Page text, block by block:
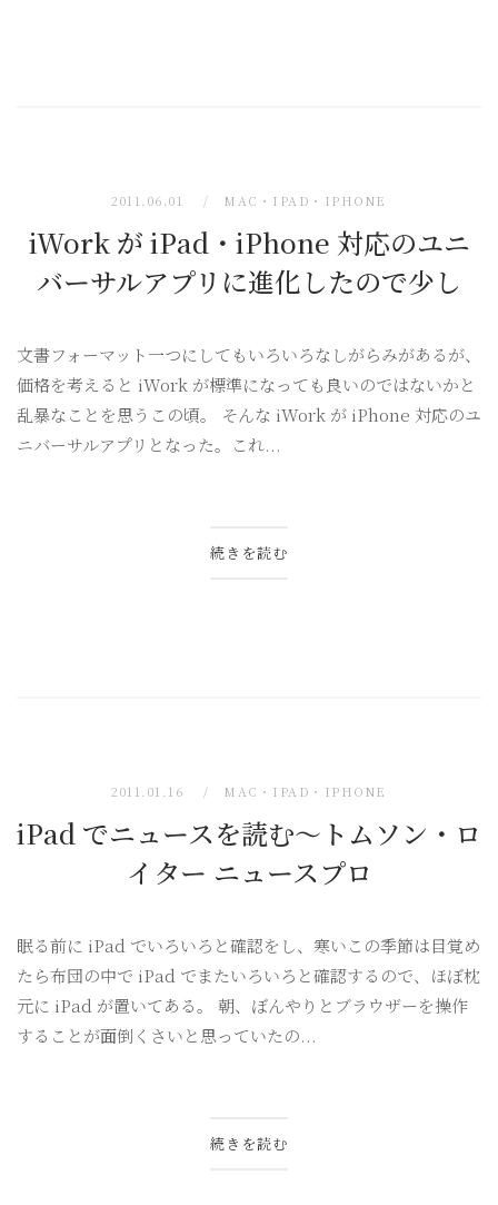
2011.06.01 MAC・IPAD・IPHONE
iWork が iPad・iPhone 対応のユニ
バーサルアプリに進化したので少し
文書フォーマット一つにしてもいろいろなしがらみがあるが、
価格を考えると iWork が標準になっても良いのではないかと
乱暴なことを思うこの頃。 そんな iWork が iPhone 対応のユ
ニバーサルアプリとなった。これ...
続きを読む
2011.01.16 MAC・IPAD・IPHONE
iPad でニュースを読む〜トムソン・ロ
イター ニュースプロ
眠る前に iPad でいろいろと確認をし、寒いこの季節は目覚め
たら布団の中で iPad でまたいろいろと確認するので、ほぼ枕
元に iPad が置いてある。 朝、ぼんやりとブラウザーを操作
することが面倒くさいと思っていたの...
続きを読む